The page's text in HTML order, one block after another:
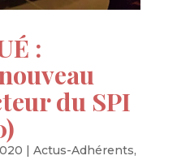
:
du SPI
| Actus-Adhérents,